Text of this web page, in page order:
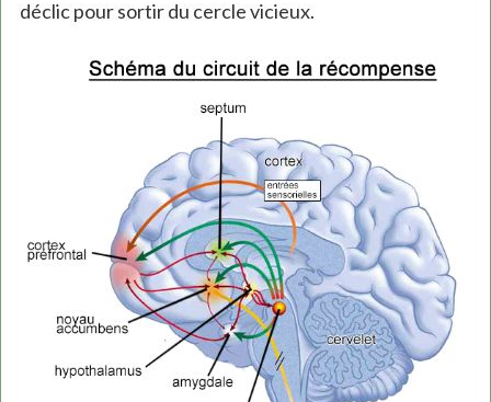
déclic pour sortir du cercle vicieux.